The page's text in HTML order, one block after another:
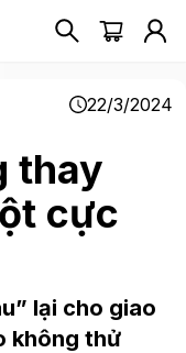
22/3/2024
thay
cực
lại cho giao
không thử